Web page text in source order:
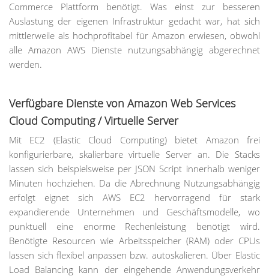
Commerce Plattform benötigt. Was einst zur besseren
Auslastung der eigenen Infrastruktur gedacht war, hat sich
mittlerweile als hochprofitabel für Amazon erwiesen, obwohl
alle Amazon AWS Dienste nutzungsabhängig abgerechnet
werden.
Verfügbare Dienste von Amazon Web Services
Cloud Computing / Virtuelle Server
Mit EC2 (Elastic Cloud Computing) bietet Amazon frei
konfigurierbare, skalierbare virtuelle Server an. Die Stacks
lassen sich beispielsweise per JSON Script innerhalb weniger
Minuten hochziehen. Da die Abrechnung Nutzungsabhängig
erfolgt eignet sich AWS EC2 hervorragend für stark
expandierende Unternehmen und Geschäftsmodelle, wo
punktuell eine enorme Rechenleistung benötigt wird.
Benötigte Resourcen wie Arbeitsspeicher (RAM) oder CPUs
lassen sich flexibel anpassen bzw. autoskalieren. Über Elastic
Load Balancing kann der eingehende Anwendungsverkehr